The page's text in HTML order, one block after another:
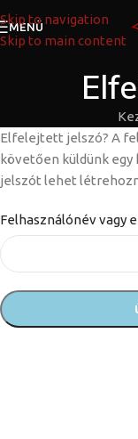
Skip to navigation
Skip to main content
MENÜ
Elfelejtett jelszó? A
követően küldünk
jelszót lehet
Felhasználónév vagy